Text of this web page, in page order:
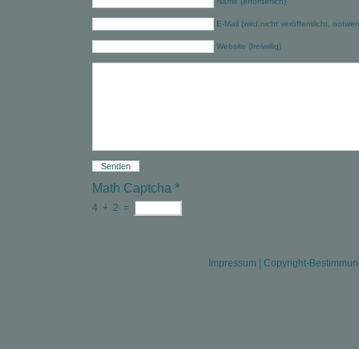
E-Mail (wird nicht veröffentlicht,
Website (freiwillig)
Math Captcha *
4 + 2 =
Impressum Copyright-